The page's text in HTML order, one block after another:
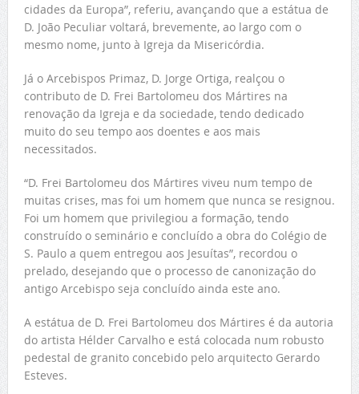
cidades da Europa”, referiu, avançando que a estátua de
D. João Peculiar voltará, brevemente, ao largo com o
mesmo nome, junto à Igreja da Misericórdia.
Já o Arcebispos Primaz, D. Jorge Ortiga, realçou o
contributo de D. Frei Bartolomeu dos Mártires na
renovação da Igreja e da sociedade, tendo dedicado
muito do seu tempo aos doentes e aos mais
necessitados.
“D. Frei Bartolomeu dos Mártires viveu num tempo de
muitas crises, mas foi um homem que nunca se resignou.
Foi um homem que privilegiou a formação, tendo
construído o seminário e concluído a obra do Colégio de
S. Paulo a quem entregou aos Jesuítas”, recordou o
prelado, desejando que o processo de canonização do
antigo Arcebispo seja concluído ainda este ano.
A estátua de D. Frei Bartolomeu dos Mártires é da autoria
do artista Hélder Carvalho e está colocada num robusto
pedestal de granito concebido pelo arquitecto Gerardo
Esteves.